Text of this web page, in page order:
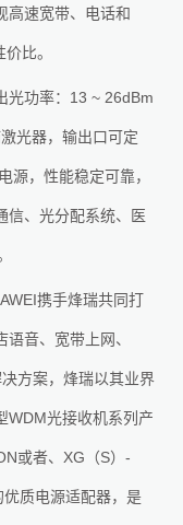
高速宽带、电话和
比。
功率： 13 ~ 26dBm
光器，输出口可定
源，性能稳定可靠，
信、光分配系统、医
携手烽瑞共同打
音、宽带上网、
方案，烽瑞以其业界
WDM光接收机系列产
或者、 XG （S）-
质电源适配器，是